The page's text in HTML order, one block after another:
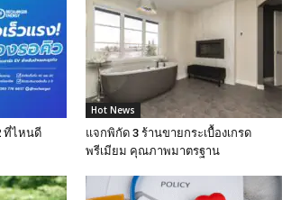
ที่ไหนดี
Hot News
แจกพิกัด 3 ร้านขายกระเบื้องเกรด
พรีเมียม คุณภาพมาตรฐาน